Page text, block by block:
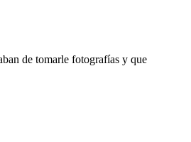
de tomarle fotografías y que